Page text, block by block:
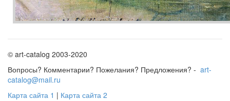
© art-catalog 2003-2020
Вопросы? Комментарии? Пожелания? Предложения? - art-
catalog@mail.ru
Карта сайта 1 | Карта сайта 2